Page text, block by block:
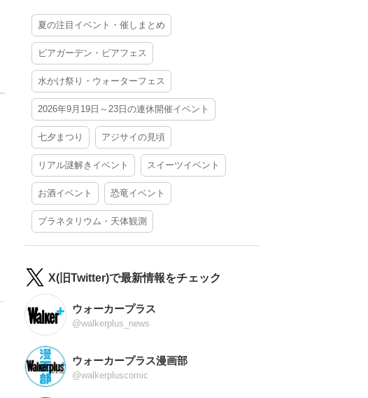
夏の注目イベント・催しまとめ
ビアガーデン・ビアフェス
水かけ祭り・ウォーターフェス
2026年9月19日～23日の連休開催イベント
七夕まつり アジサイの見頃
リアル謎解きイベント スイーツイベント
お酒イベント 恐竜イベント
プラネタリウム・天体観測
X(旧Twitter)で最新情報をチェック
ウォーカープラス
@walkerplus_news
ウォーカープラス漫画部
@walkerpluscomic